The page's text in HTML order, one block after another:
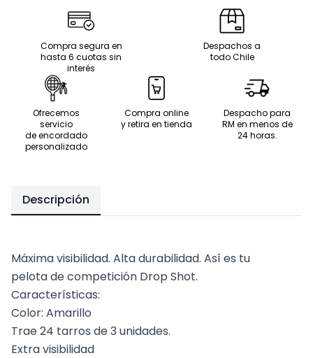
Compra segura en
hasta 6 cuotas sin
interés
Despachos a
todo Chile
Ofrecemos
servicio
de encordado
personalizado
Compra online
y retira en tienda
Despacho para
RM en menos de
24 horas.
Descripción
Máxima visibilidad. Alta durabilidad. Así es tu
pelota de competición Drop Shot.
Características:
Color: Amarillo
Trae 24 tarros de 3 unidades.
Extra visibilidad